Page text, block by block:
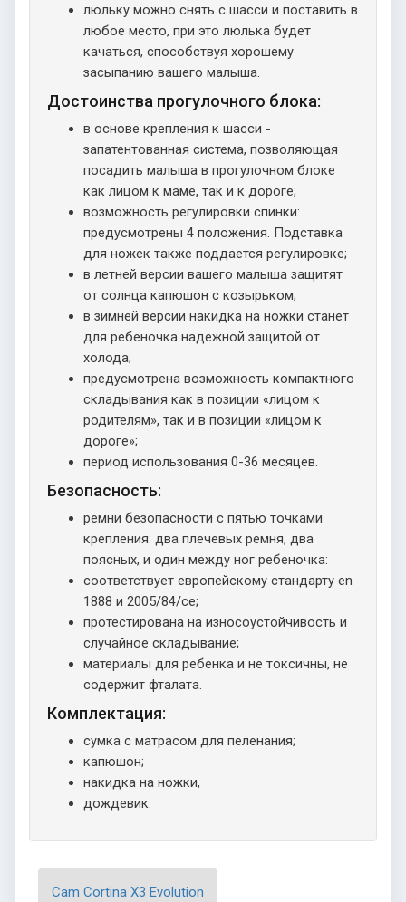
люльку можно снять с шасси и поставить в
любое место, при это люлька будет
качаться, способствуя хорошему
засыпанию вашего малыша.
Достоинства прогулочного блока:
в основе крепления к шасси -
запатентованная система, позволяющая
посадить малыша в прогулочном блоке
как лицом к маме, так и к дороге;
возможность регулировки спинки:
предусмотрены 4 положения. Подставка
для ножек также поддается регулировке;
в летней версии вашего малыша защитят
от солнца капюшон с козырьком;
в зимней версии накидка на ножки станет
для ребеночка надежной защитой от
холода;
предусмотрена возможность компактного
складывания как в позиции «лицом к
родителям», так и в позиции «лицом к
дороге»;
период использования 0-36 месяцев.
Безопасность:
ремни безопасности с пятью точками
крепления: два плечевых ремня, два
поясных, и один между ног ребеночка:
соответствует европейскому стандарту en
1888 и 2005/84/ce;
протестирована на износоустойчивость и
случайное складывание;
материалы для ребенка и не токсичны, не
содержит фталата.
Комплектация:
сумка с матрасом для пеленания;
капюшон;
накидка на ножки,
дождевик.
Cam Cortina X3 Evolution